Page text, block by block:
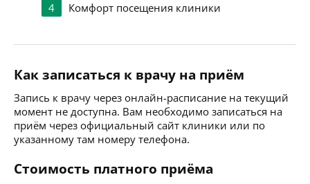
4
Комфорт посещения клиники
Как записаться к врачу на приём
Запись к врачу через онлайн-расписание на текущий
момент не доступна. Вам необходимо записаться на
приём через официальный сайт клиники или по
указанному там номеру телефона.
Стоимость платного приёма